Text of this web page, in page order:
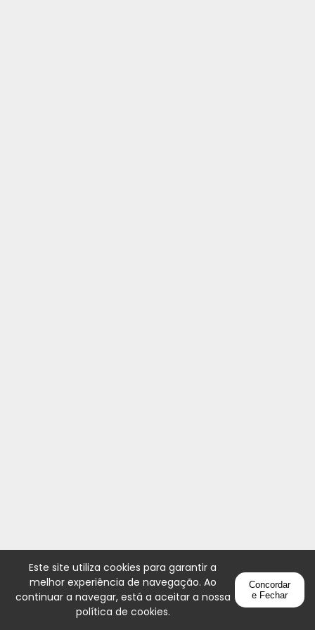
Este site utiliza cookies para garantir a
melhor experiência de navegação. Ao
continuar a navegar, está a aceitar a nossa
política de cookies.
Concordar
e Fechar